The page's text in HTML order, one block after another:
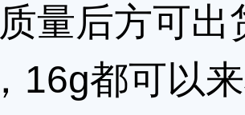
量后方可
16g都可以